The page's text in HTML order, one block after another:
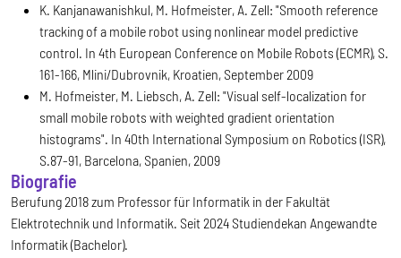
K. Kanjanawanishkul, M. Hofmeister, A. Zell: "Smooth reference
tracking of a mobile robot using nonlinear model predictive
control. In 4th European Conference on Mobile Robots (ECMR), S.
161-166, Mlini/Dubrovnik, Kroatien, September 2009
M. Hofmeister, M. Liebsch, A. Zell: "Visual self-localization for
small mobile robots with weighted gradient orientation
histograms". In 40th International Symposium on Robotics (ISR),
S.87-91, Barcelona, Spanien, 2009
Biografie
Berufung 2018 zum Professor für Informatik in der Fakultät
Elektrotechnik und Informatik. Seit 2024 Studiendekan Angewandte
Informatik (Bachelor).